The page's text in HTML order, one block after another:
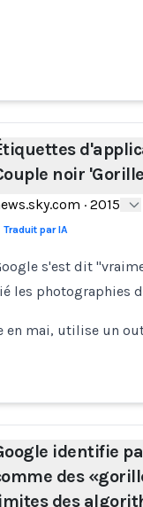
noir
· 2015
Traduit par IA
s'est dit
les photographies
en mai, utilise un
identifie
des
des